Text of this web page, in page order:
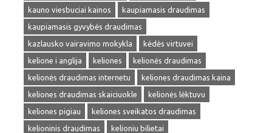
kauno viesbuciai kainos
kaupiamasis draudimas
kaupiamasis gyvybės draudimas
kazlausko vairavimo mokykla
kėdės virtuvei
kelione i anglija
keliones
kelionės draudimas
kelionės draudimas internetu
keliones draudimas kaina
keliones draudimas skaiciuokle
kelionės lėktuvu
keliones pigiau
keliones sveikatos draudimas
kelioninis draudimas
kelioniu bilietai